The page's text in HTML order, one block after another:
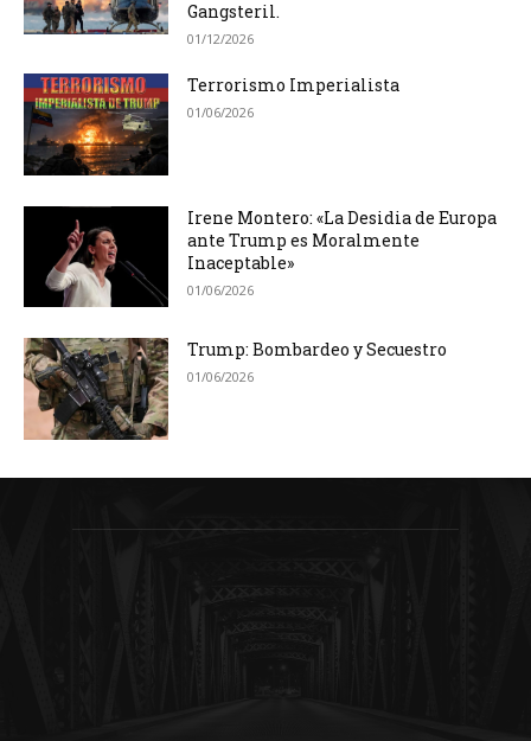
Gangsteril.
01/12/2026
Terrorismo Imperialista
01/06/2026
Irene Montero: «La Desidia de Europa
ante Trump es Moralmente
Inaceptable»
01/06/2026
Trump: Bombardeo y Secuestro
01/06/2026